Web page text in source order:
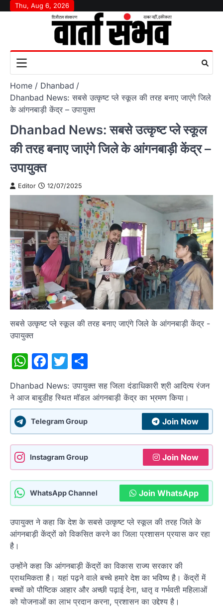
SkipThu, Aug 6, 2026
Home
Dhanbad
Dhanbad News: सबसे उत्कृष्ट प्ले स्कूल की तरह बनाए जाएंगे जिले
के आंगनबाड़ी केंद्र – उपायुक्त
Dhanbad News: सबसे उत्कृष्ट प्ले स्कूल
की तरह बनाए जाएंगे जिले के आंगनबाड़ी केंद्र –
उपायुक्त
Editor 12/07/2025
सबसे उत्कृष्ट प्ले स्कूल की तरह बनाए जाएंगे जिले के आंगनबाड़ी केंद्र -
उपायुक्त
WhatsApp
Facebook
Twitter
Dhanbad News: उपायुक्त सह जिला दंडाधिकारी श्री आदित्य रंजन
ने आज बाबुडीह स्थित मॉडल आंगनबाड़ी केंद्र का भ्रमण किया।
Telegram Group Join Now
Instagram Group Join Now
WhatsApp Channel Join WhatsApp
उपायुक्त ने कहा कि देश के सबसे उत्कृष्ट प्ले स्कूल की तरह जिले के
आंगनबाड़ी केंद्रों को विकसित करने का जिला प्रशासन प्रयास कर रहा
है।
उन्होंने कहा कि आंगनबाड़ी केंद्रों का विकास राज्य सरकार की
प्राथमिकता है। यहां पढ़ने वाले बच्चे हमारे देश का भविष्य है। केंद्रों में
बच्चों को पौष्टिक आहार और अच्छी पढ़ाई देना, धातृ व गर्भवती महिलाओं
को योजनाओं का लाभ प्रदान करना, प्रशासन का उद्देश्य है।